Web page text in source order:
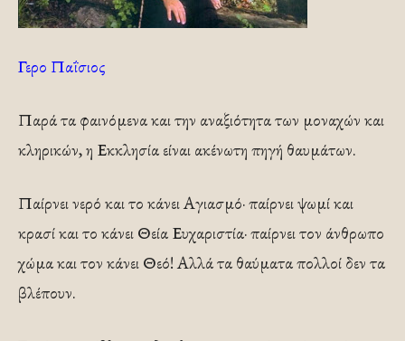
Γερο Παΐσιος
Παρά τα φαινόμενα και την αναξιότητα των μοναχών και
κληρικών, η Εκκλησία είναι ακένωτη πηγή θαυμάτων.
Παίρνει νερό και το κάνει Αγιασμό· παίρνει ψωμί και
κρασί και το κάνει Θεία Ευχαριστία· παίρνει τον άνθρωπο
χώμα και τον κάνει Θεό! Αλλά τα θαύματα πολλοί δεν τα
βλέπουν.